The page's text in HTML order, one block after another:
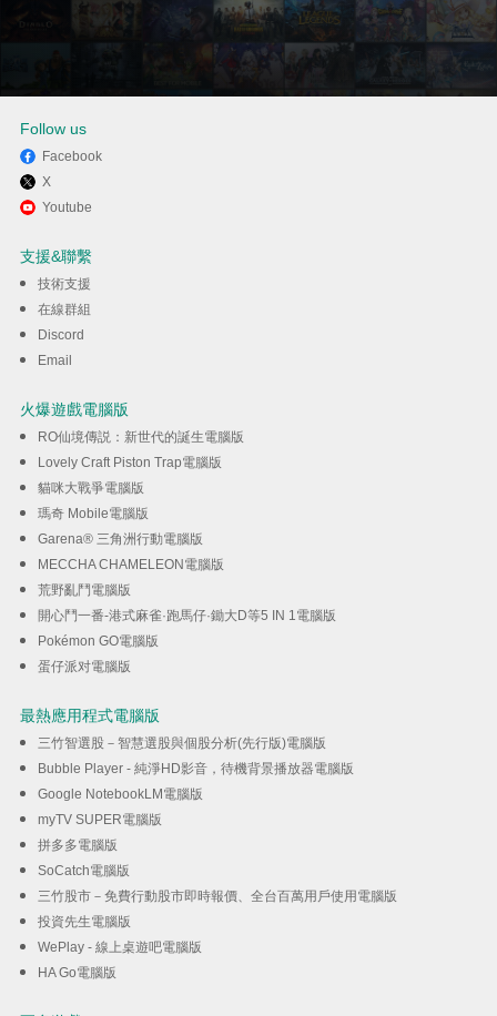
透過逍遙享受在電腦上玩創意咖
Follow us
Facebook
X
Youtube
支援&聯繫
技術支援
在線群組
Discord
Email
火爆遊戲電腦版
RO仙境傳説：新世代的誕生電腦版
Lovely Craft Piston Trap電腦版
貓咪大戰爭電腦版
瑪奇 Mobile電腦版
Garena® 三角洲行動電腦版
MECCHA CHAMELEON電腦版
荒野亂鬥電腦版
開心鬥一番-港式麻雀·跑馬仔·鋤大D等5 IN 1電腦版
Pokémon GO電腦版
蛋仔派对電腦版
最熱應用程式電腦版
三竹智選股－智慧選股與個股分析(先行版)電腦版
Bubble Player - 純淨HD影音，待機背景播放器電腦版
Google NotebookLM電腦版
myTV SUPER電腦版
拼多多電腦版
SoCatch電腦版
三竹股市－免費行動股市即時報價、全台百萬用戶使用電腦版
投資先生電腦版
WePlay - 線上桌遊吧電腦版
HA Go電腦版